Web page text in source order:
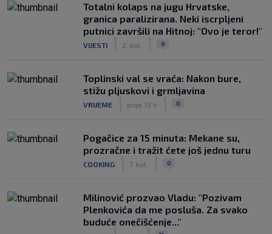
Totalni kolaps na jugu Hrvatske,
granica paralizirana. Neki iscrpljeni
putnici završili na Hitnoj: "Ovo je teror!"
VIJESTI 2. kol. 9
Toplinski val se vraća: Nakon bure,
stižu pljuskovi i grmljavina
VRIJEME prije 13 h 0
Pogačice za 15 minuta: Mekane su,
prozračne i tražit ćete još jednu turu
COOKING 7. kol. 0
Milinović prozvao Vladu: "Pozivam
Plenkovića da me posluša. Za svako
buduće onečišćenje..."